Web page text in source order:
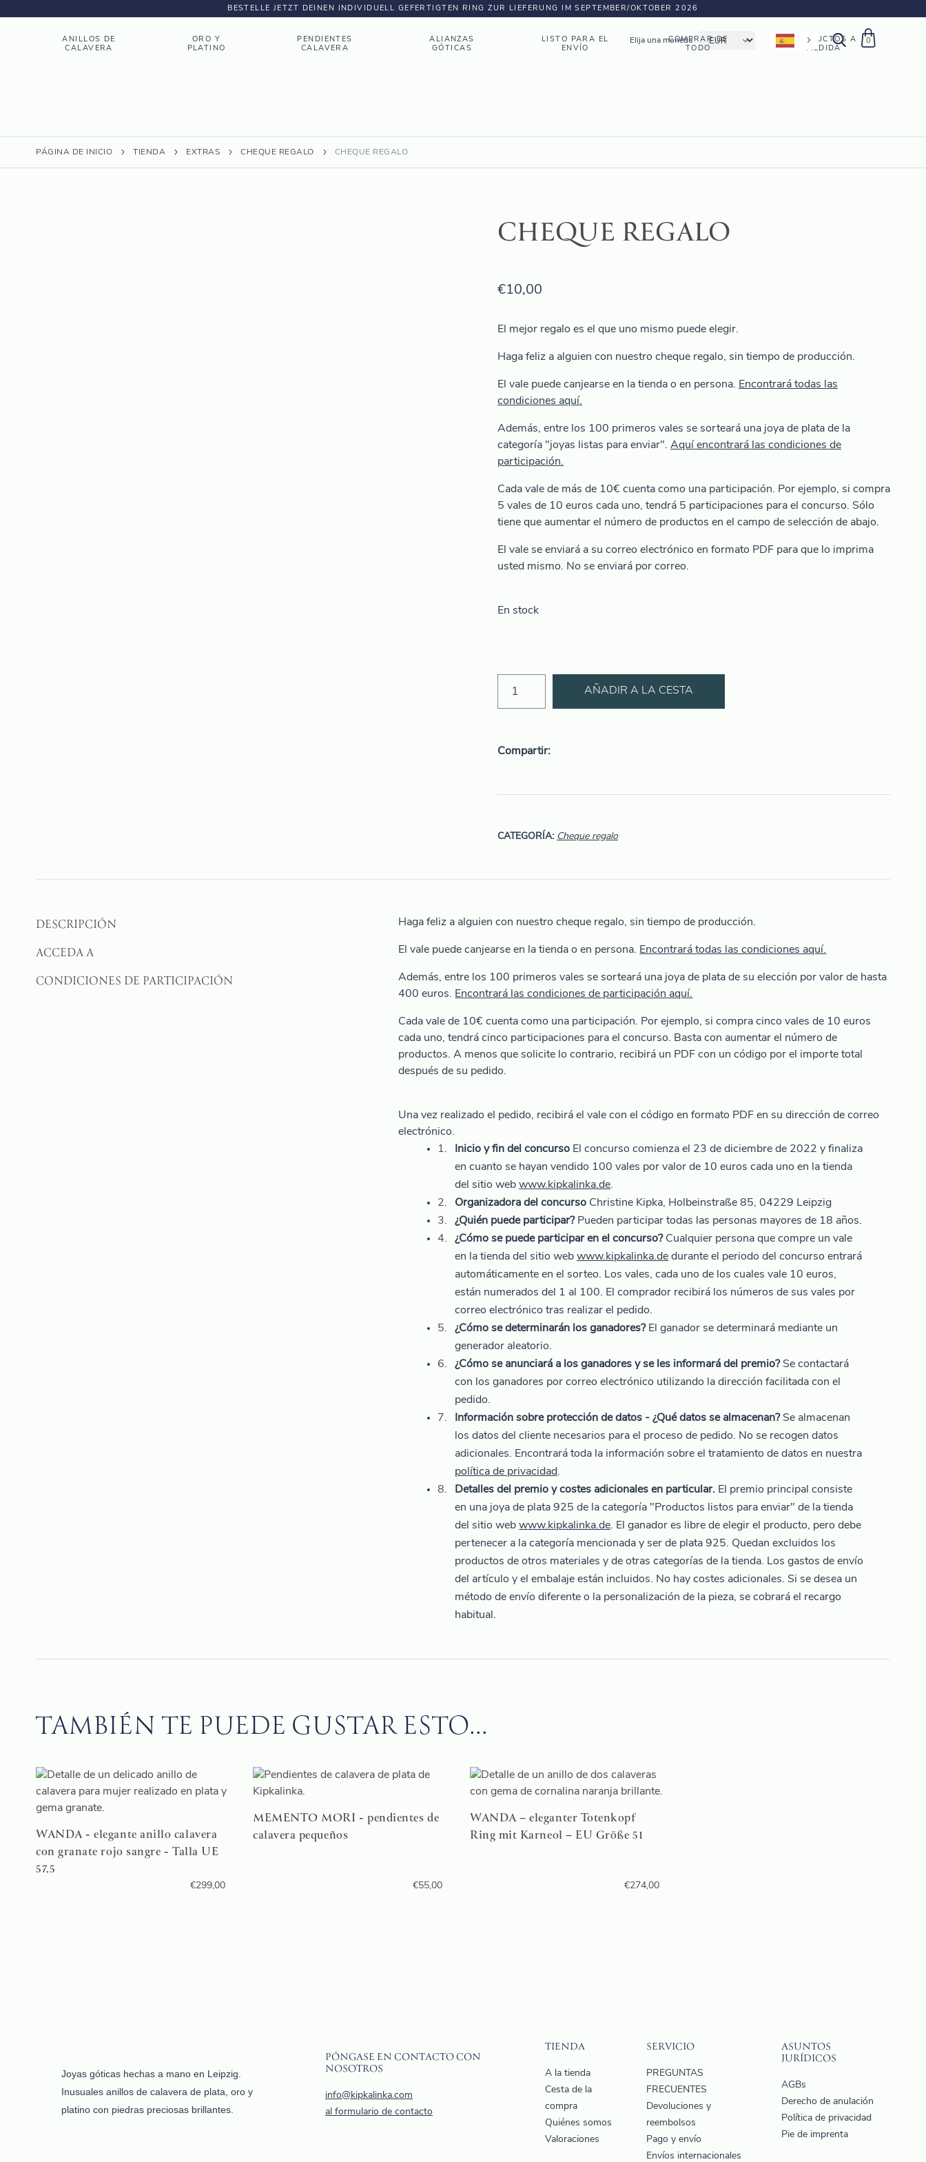
BESTELLE JETZT DEINEN INDIVIDUELL GEFERTIGTEN RING ZUR LIEFERUNG IM SEPTEMBER/OKTOBER 2026
ANILLOS DE
CALAVERA
ORO Y
PLATINO
PENDIENTES
CALAVERA
ALIANZAS
GÓTICAS
LISTO PARA EL
ENVÍO
COMPRAR DE
TODO
PRODUCTOS A
MEDIDA
0
Elija una moneda
PÁGINA DE INICIO TIENDA EXTRAS CHEQUE REGALO CHEQUE REGALO
CHEQUE REGALO
€10,00
El mejor regalo es el que uno mismo puede elegir.
Haga feliz a alguien con nuestro cheque regalo, sin tiempo de producción.
El vale puede canjearse en la tienda o en persona. Encontrará todas las
condiciones aquí.
Además, entre los 100 primeros vales se sorteará una joya de plata de la
categoría "joyas listas para enviar". Aquí encontrará las condiciones de
participación.
Cada vale de más de 10€ cuenta como una participación. Por ejemplo, si compra
5 vales de 10 euros cada uno, tendrá 5 participaciones para el concurso. Sólo
tiene que aumentar el número de productos en el campo de selección de abajo.
El vale se enviará a su correo electrónico en formato PDF para que lo imprima
usted mismo. No se enviará por correo.
En stock
AÑADIR A LA CESTA
Compartir
CATEGORÍA: Cheque regalo
DESCRIPCIÓN
ACCEDA A
CONDICIONES DE PARTICIPACIÓN
Haga feliz a alguien con nuestro cheque regalo, sin tiempo de producción.
El vale puede canjearse en la tienda o en persona. Encontrará todas las condiciones aquí.
Además, entre los 100 primeros vales se sorteará una joya de plata de su elección por valor de hasta
400 euros. Encontrará las condiciones de participación aquí.
Cada vale de 10€ cuenta como una participación. Por ejemplo, si compra cinco vales de 10 euros
cada uno, tendrá cinco participaciones para el concurso. Basta con aumentar el número de
productos. A menos que solicite lo contrario, recibirá un PDF con un código por el importe total
después de su pedido.
Una vez realizado el pedido, recibirá el vale con el código en formato PDF en su dirección de correo
electrónico.
Inicio y fin del concurso El concurso comienza el 23 de diciembre de 2022 y finaliza
en cuanto se hayan vendido 100 vales por valor de 10 euros cada uno en la tienda
del sitio webwww.kipkalinka.de.
Organizadora del concurso Christine Kipka, Holbeinstraße 85, 04229 Leipzig
¿Quién puede participar?Pueden participar todas las personas mayores de 18 años.
¿Cómo se puede participar en el concurso?Cualquier persona que compre un vale
en la tienda del sitio webwww.kipkalinka.de durante el periodo del concurso entrará
automáticamente en el sorteo. Los vales, cada uno de los cuales vale 10 euros,
están numerados del 1 al 100. El comprador recibirá los números de sus vales por
correo electrónico tras realizar el pedido.
¿Cómo se determinarán los ganadores?El ganador se determinará mediante un
generador aleatorio.
¿Cómo se anunciará a los ganadores y se les informará del premio?Se contactará
con los ganadores por correo electrónico utilizando la dirección facilitada con el
pedido.
Información sobre protección de datos - ¿Qué datos se almacenan?Se almacenan
los datos del cliente necesarios para el proceso de pedido. No se recogen datos
adicionales. Encontrará toda la información sobre el tratamiento de datos en nuestra
política de privacidad.
Detalles del premio y costes adicionales en particular. El premio principal consiste
en una joya de plata 925 de la categoría "Productos listos para enviar" de la tienda
del sitio webwww.kipkalinka.de. El ganador es libre de elegir el producto, pero debe
pertenecer a la categoría mencionada y ser de plata 925. Quedan excluidos los
productos de otros materiales y de otras categorías de la tienda. Los gastos de envío
del artículo y el embalaje están incluidos. No hay costes adicionales. Si se desea un
método de envío diferente o la personalización de la pieza, se cobrará el recargo
habitual.
TAMBIÉN TE PUEDE GUSTAR ESTO...
WANDA - elegante anillo calavera
con granate rojo sangre - Talla UE
57.5
€299,00
MEMENTO MORI - pendientes de
calavera pequeños
€55,00
WANDA – eleganter Totenkopf
Ring mit Karneol – EU Größe 51
€274,00
Joyas góticas hechas a mano en Leipzig.
Inusuales anillos de calavera de plata, oro y
platino con piedras preciosas brillantes.
PÓNGASE EN CONTACTO CON
NOSOTROS
info@kipkalinka.com
al formulario de contacto
TIENDA
A la tienda
Cesta de la
compra
Quiénes somos
Valoraciones
SERVICIO
PREGUNTAS
FRECUENTES
Devoluciones y
reembolsos
Pago y envío
Envíos internacionales
ASUNTOS
JURÍDICOS
AGBs
Derecho de anulación
Política de privacidad
Pie de imprenta